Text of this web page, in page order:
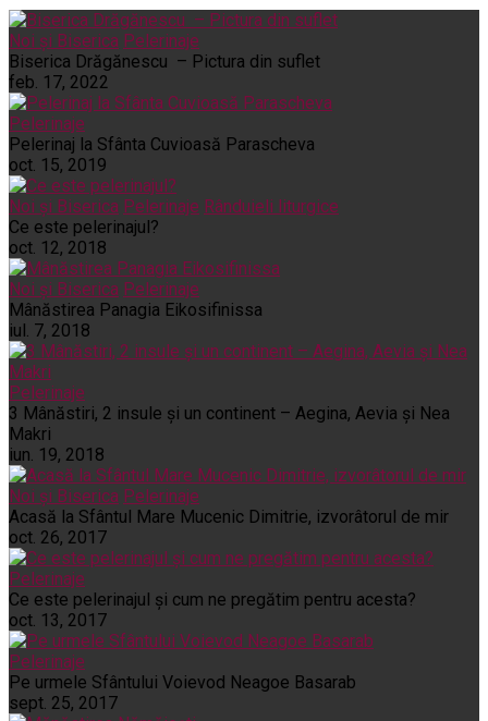
Noi și Biserica Pelerinaje
Biserica Drăgănescu – Pictura din suflet
feb. 17, 2022
Pelerinaje
Pelerinaj la Sfânta Cuvioasă Parascheva
oct. 15, 2019
Noi și Biserica Pelerinaje Rânduieli liturgice
Ce este pelerinajul?
oct. 12, 2018
Noi și Biserica Pelerinaje
Mânăstirea Panagia Eikosifinissa
iul. 7, 2018
Pelerinaje
3 Mânăstiri, 2 insule și un continent – Aegina, Aevia și Nea
Makri
iun. 19, 2018
Noi și Biserica Pelerinaje
Acasă la Sfântul Mare Mucenic Dimitrie, izvorâtorul de mir
oct. 26, 2017
Pelerinaje
Ce este pelerinajul şi cum ne pregătim pentru acesta?
oct. 13, 2017
Pelerinaje
Pe urmele Sfântului Voievod Neagoe Basarab
sept. 25, 2017